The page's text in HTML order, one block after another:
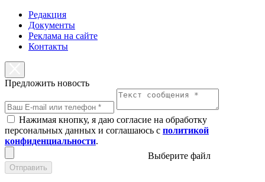
Редакция
Документы
Реклама на сайте
Контакты
Предложить новость
Нажимая кнопку, я даю согласие на обработку
персональных данных и соглашаюсь с политикой
конфиденциальности.
Выберите файл
Отправить